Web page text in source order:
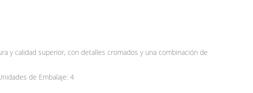
y calidad superior, con detalles cromados y una combinación de
de Embalaje: 4